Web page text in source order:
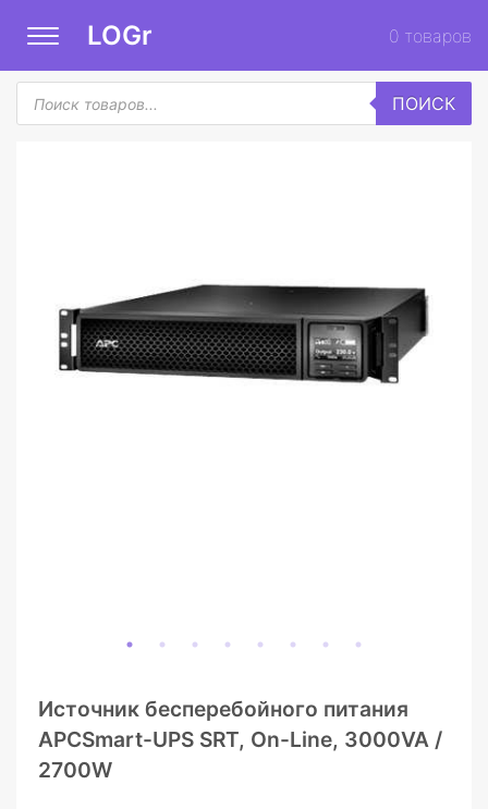
LOGr 0 товаров
Поиск
товаров
ПОИСК
Источник бесперебойного питания
APCSmart-UPS SRT, On-Line, 3000VA /
2700W